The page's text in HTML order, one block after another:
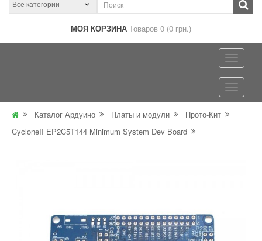
МОЯ КОРЗИНА Товаров 0 (0 грн.)
Каталог Ардуино Платы и модули
Прото-Кит
CycloneII EP2C5T144 Minimum System Dev Board